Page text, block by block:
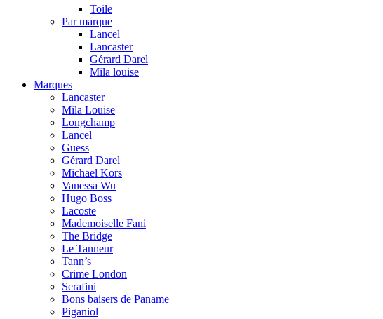
Toile
Par marque
Lancel
Lancaster
Gérard Darel
Mila louise
Marques
Lancaster
Mila Louise
Longchamp
Lancel
Guess
Gérard Darel
Michael Kors
Vanessa Wu
Hugo Boss
Lacoste
Mademoiselle Fani
The Bridge
Le Tanneur
Tann’s
Crime London
Serafini
Bons baisers de Paname
Piganiol